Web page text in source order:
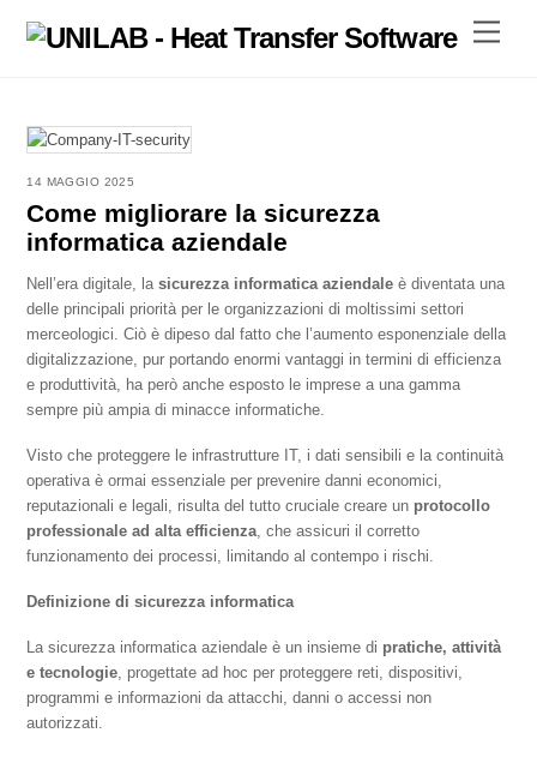
Menu
14 MAGGIO 2025
Come migliorare la sicurezza
informatica aziendale
Nell’era digitale, lasicurezza informatica aziendale è diventata una
delle principali priorità per le organizzazioni di moltissimi settori
merceologici. Ciò è dipeso dal fatto che l’aumento esponenziale della
digitalizzazione, pur portando enormi vantaggi in termini di efficienza
e produttività, ha però anche esposto le imprese a una gamma
sempre più ampia di minacce informatiche.
Visto che proteggere le infrastrutture IT, i dati sensibili e la continuità
operativa è ormai essenziale per prevenire danni economici,
reputazionali e legali, risulta del tutto cruciale creare un protocollo
professionale ad alta efficienza, che assicuri il corretto
funzionamento dei processi, limitando al contempo i rischi.
Definizione di sicurezza informatica
La sicurezza informatica aziendale è un insieme di pratiche, attività
e tecnologie , progettate ad hoc per proteggere reti, dispositivi,
programmi e informazioni da attacchi, danni o accessi non
autorizzati.